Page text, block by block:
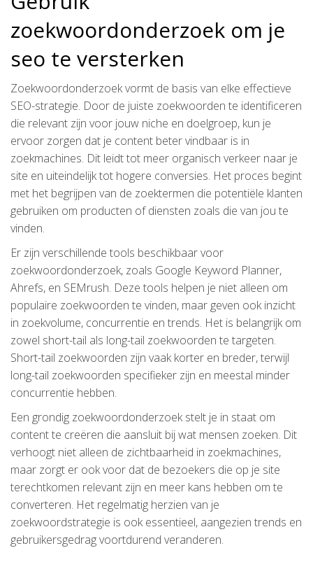
zoekwoordonderzoek om je
seo te versterken
Zoekwoordonderzoek vormt de basis van elke effectieve
SEO-strategie. Door de juiste zoekwoorden te identificeren
die relevant zijn voor jouw niche en doelgroep, kun je
ervoor zorgen dat je content beter vindbaar is in
zoekmachines. Dit leidt tot meer organisch verkeer naar je
site en uiteindelijk tot hogere conversies. Het proces begint
met het begrijpen van de zoektermen die potentiële klanten
gebruiken om producten of diensten zoals die van jou te
vinden.
Er zijn verschillende tools beschikbaar voor
zoekwoordonderzoek, zoals Google Keyword Planner,
Ahrefs, en SEMrush. Deze tools helpen je niet alleen om
populaire zoekwoorden te vinden, maar geven ook inzicht
in zoekvolume, concurrentie en trends. Het is belangrijk om
zowel short-tail als long-tail zoekwoorden te targeten.
Short-tail zoekwoorden zijn vaak korter en breder, terwijl
long-tail zoekwoorden specifieker zijn en meestal minder
concurrentie hebben.
Een grondig zoekwoordonderzoek stelt je in staat om
content te creëren die aansluit bij wat mensen zoeken. Dit
verhoogt niet alleen de zichtbaarheid in zoekmachines,
maar zorgt er ook voor dat de bezoekers die op je site
terechtkomen relevant zijn en meer kans hebben om te
converteren. Het regelmatig herzien van je
zoekwoordstrategie is ook essentieel, aangezien trends en
gebruikersgedrag voortdurend veranderen.